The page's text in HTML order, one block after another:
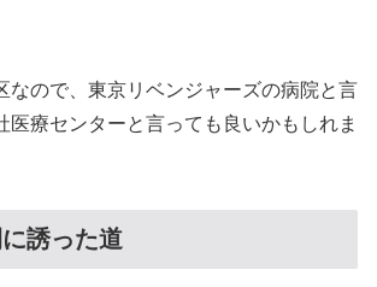
なので、東京リベンジャーズの病院と言
医療センターと言っても良いかもしれま
誘った道